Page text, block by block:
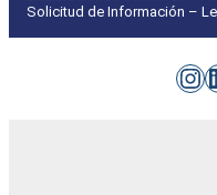
Solicitud de Información –